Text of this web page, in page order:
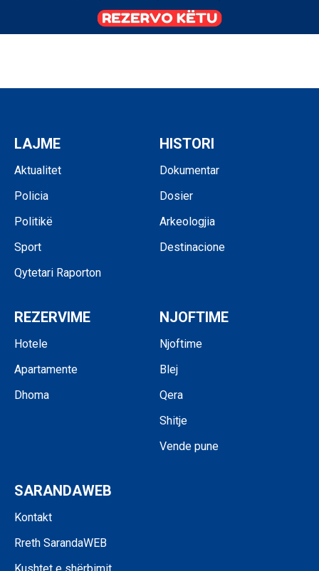
LAJME
Aktualitet
Policia
Politikë
Sport
Qytetari Raporton
HISTORI
Dokumentar
Dosier
Arkeologjia
Destinacione
REZERVIME
Hotele
Apartamente
Dhoma
NJOFTIME
Njoftime
Blej
Qera
Shitje
Vende pune
SARANDAWEB
Kontakt
Rreth SarandaWEB